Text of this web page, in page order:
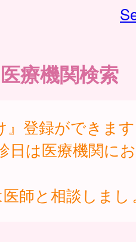
医療機関検索
登録ができま
日は医療機関に
師と相談しまし